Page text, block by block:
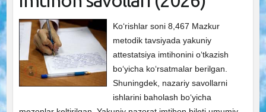
Ko‘rishlar soni 8,467 Mazkur
metodik tavsiyada yakuniy
attestatsiya imtihonini o‘tkazish
bo‘yicha ko‘rsatmalar berilgan.
Shuningdek, nazariy savollarni
ishlarini baholash bo‘yicha